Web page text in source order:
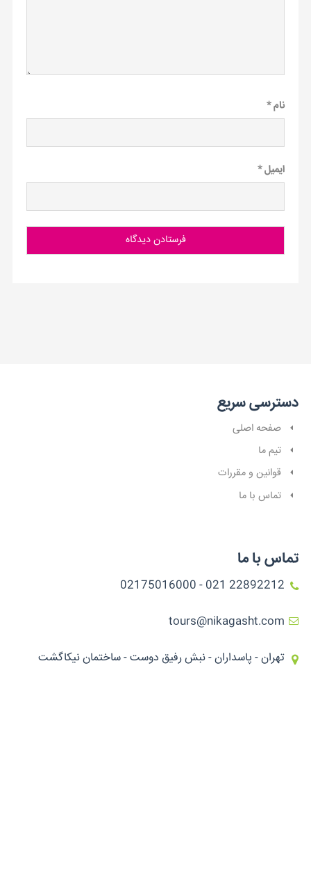
نام*
ایمیل*
دسترسی سریع
صفحه اصلی
تیم ما
قوانین و مقررات
تماس با ما
تماس با ما
22892212 021 - 02175016000
tours@nikagasht.com
تهران - پاسداران - نبش رفیق دوست - ساختمان نیکاگشت